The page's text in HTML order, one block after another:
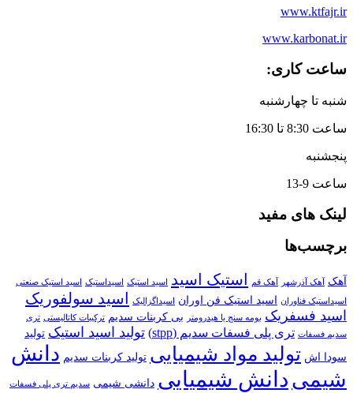
www.ktfajr.ir
www.karbonat.ir
ساعت کاری:
شنبه تا چهارشنبه
ساعت 8:30 تا 16:30
پنجشنبه
ساعت 9-13
لینک های مفید
برچسب‌ها
آهک آهک آذرشهر آهک قم استیک اسید اسید استیک اسیداستیک اسید استیک صنعتی
اسیداستیک فناوران اسید استیک فن اوران اسیداگزالیک اسید سولفوریک
اسید فسفریک بومه سنج یا هیدرومتر بی کربنات سدیم ترکیبات کاتالیستی تری
سدیم فسفات تری پلی فسفات سدیم (stpp) تولید اسید استیک تولید
سودا اش تولید مواد شیمیایی تولید کربنات سدیم دانش
شیمی دانش شیمیایی دانشی شیمی سدیم تری پلی فسفات